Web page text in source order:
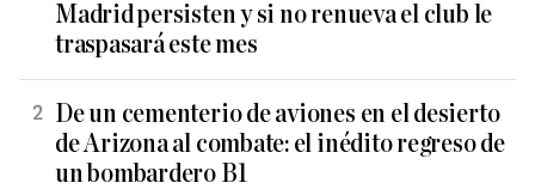
Madrid persisten y si no renueva el club le
traspasará este mes
De un cementerio de aviones en el desierto
de Arizona al combate: el inédito regreso de
un bombardero B1